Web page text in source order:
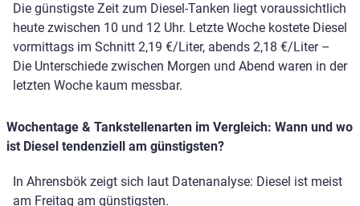
Die günstigste Zeit zum Diesel-Tanken liegt voraussichtlich
heute zwischen 10 und 12 Uhr. Letzte Woche kostete Diesel
vormittags im Schnitt 2,19 €/Liter, abends 2,18 €/Liter –
Die Unterschiede zwischen Morgen und Abend waren in der
letzten Woche kaum messbar.
Wochentage & Tankstellenarten im Vergleich: Wann und wo
ist Diesel tendenziell am günstigsten?
In Ahrensbök zeigt sich laut Datenanalyse: Diesel ist meist
am Freitag am günstigsten.